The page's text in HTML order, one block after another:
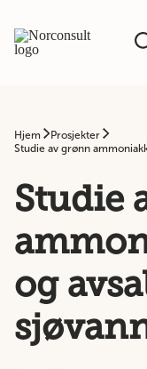
Hjem
Prosjekter
Studie av grønn
Studie
og